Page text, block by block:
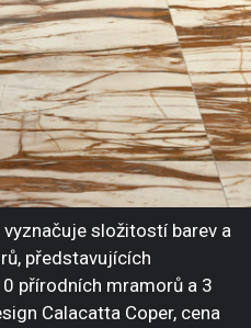
vyznačuje složitostí barev a
představujících
přírodních mramorů a 3
Calacatta Coper, cena